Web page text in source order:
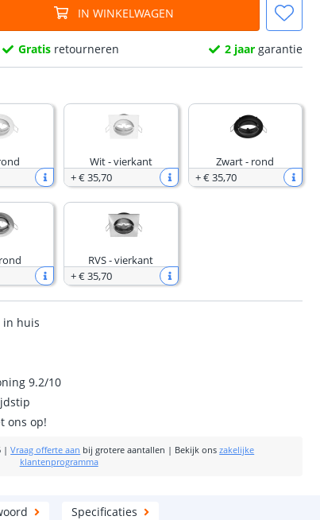
IN WINKELWAGEN
Gratis retourneren 2 jaargarantie
Wit - vierkant
+€ 35,70
Zwart - rond
+€ 35,70
RVS - vierkant
+€ 35,70
in huis
9.2/10
ons op!
|Vraag offerte aan bij grotere aantallen | Bekijk ons zakelijke
klantenprogramma
Specificaties